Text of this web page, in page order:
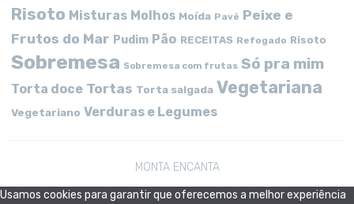
Risoto Misturas Molhos Moída Pavê Peixe e
Frutos do Mar Pudim Pão RECEITAS Refogado Risoto
Sobremesa Sobremesa com frutas Só pra mim
Torta doce Tortas Torta salgada Vegetariana
Vegetariano Verduras e Legumes
MONTA ENCANTA
Usamos cookies para garantir que oferecemos a melhor experiência